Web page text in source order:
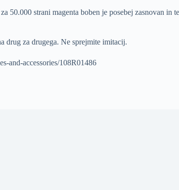
strani magenta boben je posebej zasnovan in
drug za drugega. Ne sprejmite imitacij.
and-accessories/108R01486